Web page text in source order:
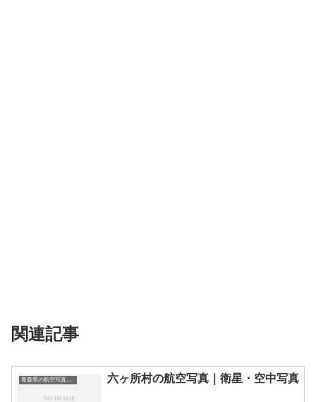
関連記事
青森県の航空写真・空中写真 六ヶ所村の航空写真｜衛星・空中写真